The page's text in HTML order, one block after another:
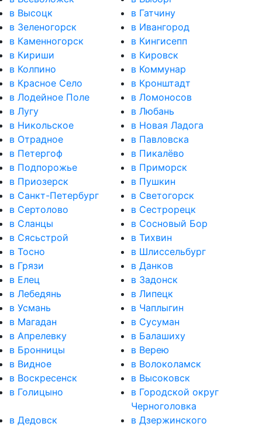
в Высоцк
в Гатчину
в Зеленогорск
в Ивангород
в Каменногорск
в Кингисепп
в Кириши
в Кировск
в Колпино
в Коммунар
в Красное Село
в Кронштадт
в Лодейное Поле
в Ломоносов
в Лугу
в Любань
в Никольское
в Новая Ладога
в Отрадное
в Павловска
в Петергоф
в Пикалёво
в Подпорожье
в Приморск
в Приозерск
в Пушкин
в Санкт-Петербург
в Светогорск
в Сертолово
в Сестрорецк
в Сланцы
в Сосновый Бор
в Сясьстрой
в Тихвин
в Тосно
в Шлиссельбург
в Грязи
в Данков
в Елец
в Задонск
в Лебедянь
в Липецк
в Усмань
в Чаплыгин
в Магадан
в Сусуман
в Апрелевку
в Балашиху
в Бронницы
в Верею
в Видное
в Волоколамск
в Воскресенск
в Высоковск
в Голицыно
в Городской округ
Черноголовка
в Дедовск
в Дзержинского